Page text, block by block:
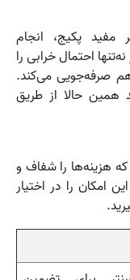
پکیج، انجام
احتمال خرابی را
صرفه‌جویی می‌کند.
همین حالا از طریق
که هزینه‌ها را شفاف و
این امکان را در اختیار